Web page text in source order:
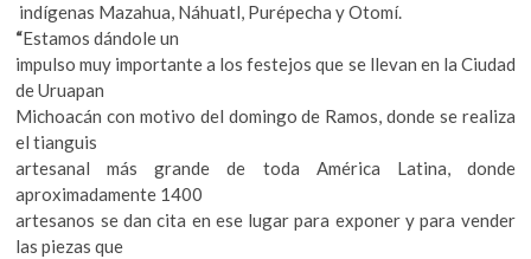
indígenas Mazahua, Náhuatl, Purépecha y Otomí.
“Estamos dándole un
impulso muy importante a los festejos que se llevan en la Ciudad
de Uruapan
Michoacán con motivo del domingo de Ramos, donde se realiza
el tianguis
artesanal más grande de toda América Latina, donde
aproximadamente 1400
artesanos se dan cita en ese lugar para exponer y para vender
las piezas que